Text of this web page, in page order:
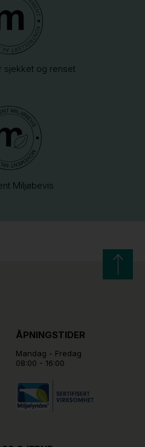
sjekket og renset
Miljøbevis
ÅPNINGSTIDER
Mandag - Fredag
08:00 - 16:00